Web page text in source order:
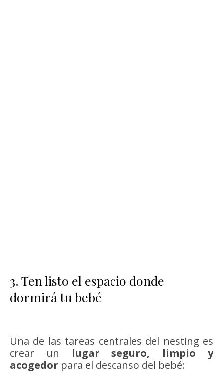
3. Ten listo el espacio donde
dormirá tu bebé
Una de las tareas centrales del nesting es
crear un lugar seguro, limpio y
acogedor para el descanso del bebé: